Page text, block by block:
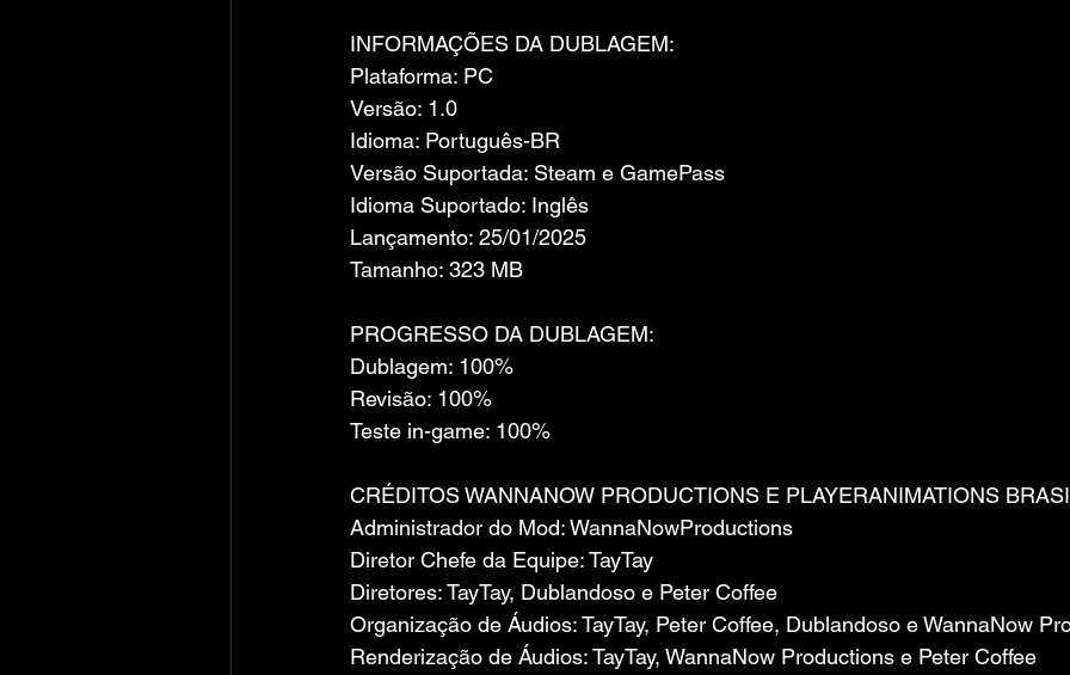
INFORMAÇÕES DA DUBLAGEM:
Plataforma: PC
Versão: 1.0
Idioma: Português-BR
Versão Suportada: Steam e GamePass
Idioma Suportado: Inglês
Lançamento: 25/01/2025
Tamanho: 323 MB
PROGRESSO DA DUBLAGEM:
Dublagem: 100%
Revisão: 100%
Teste in-game: 100%
CRÉDITOS WANNANOW PRODUCTIONS E PLAYERANIMATIONS
Administrador do Mod: WannaNowProductions
Diretor Chefe da Equipe: TayTay
Diretores: TayTay, Dublandoso e Peter Coffee
Organização de Áudios: TayTay, Peter Coffee, Dublandoso e WannaNow
Renderização de Áudios: TayTay, WannaNow Productions e Peter Coffee